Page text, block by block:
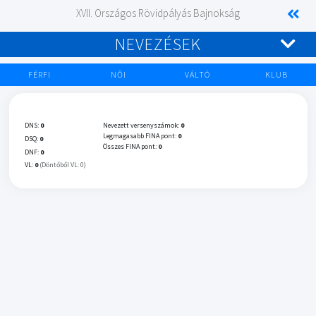
XVII. Országos Rövidpályás Bajnokság
NEVEZÉSEK
FÉRFI NŐI VÁLTÓ KLUB
DNS: 0
DSQ: 0
DNF: 0
VL: 0 (Döntőből VL: 0)
Nevezett versenyszámok: 0
Legmagasabb FINA pont: 0
Összes FINA pont: 0